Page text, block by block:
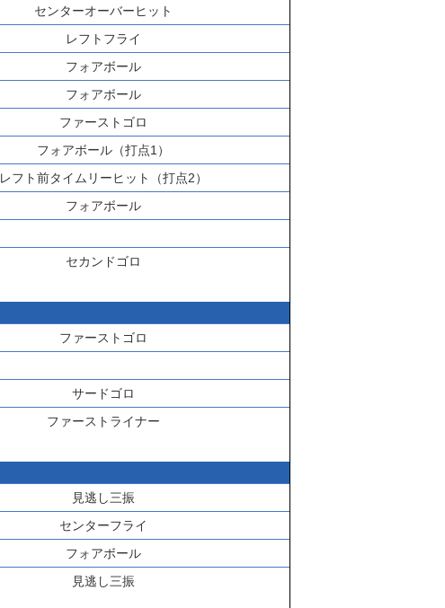
センターオーバーヒット
レフトフライ
フォアボール
フォアボール
ファーストゴロ
フォアボール（打点1）
レフト前タイムリーヒット（打点2）
フォアボール
セカンドゴロ
ファーストゴロ
サードゴロ
ファーストライナー
見逃し三振
センターフライ
フォアボール
見逃し三振